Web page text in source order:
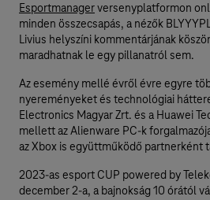
Esportmanagerversenyplatformon
minden összecsapás, a nézők
Livius helyszíni kommentárjának
maradhatnak le egy pillanatról sem.
Az esemény mellé évről évre egyre
nyereményeket és technológiai
Electronics Magyar Zrt. és a Huawei
mellett az Alienware PC-k
az Xbox is együttműködő partnerként
2023-as esport CUP powered by
december 2-a, a bajnokság 10 órától